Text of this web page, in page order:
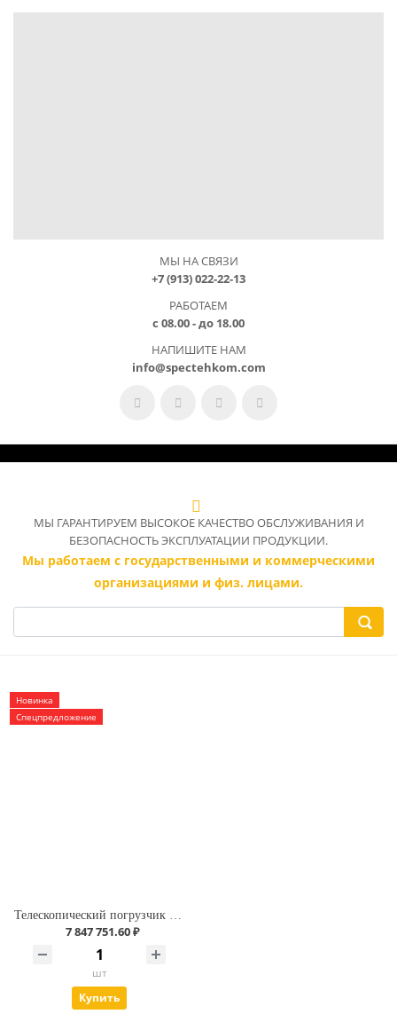
МЫ НА СВЯЗИ
+7 (913) 022-22-13
РАБОТАЕМ
с 08.00 - до 18.00
НАПИШИТЕ НАМ
info@spectehkom.com
МЫ ГАРАНТИРУЕМ ВЫСОКОЕ КАЧЕСТВО ОБСЛУЖИВАНИЯ И
БЕЗОПАСНОСТЬ ЭКСПЛУАТАЦИИ ПРОДУКЦИИ.
Мы работаем с государственными и коммерческими
организациями и физ. лицами.
Новинка
Спецпредложение
Телескопический погрузчик MGCM TL – 3070
7 847 751.60 ₽
шт
Купить